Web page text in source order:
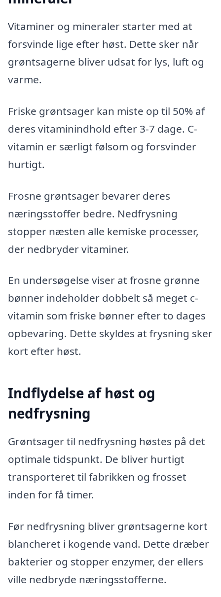
Vitaminer og mineraler starter med at
forsvinde lige efter høst. Dette sker når
grøntsagerne bliver udsat for lys, luft og
varme.
Friske grøntsager kan miste op til 50% af
deres vitaminindhold efter 3-7 dage. C-
vitamin er særligt følsom og forsvinder
hurtigt.
Frosne grøntsager bevarer deres
næringsstoffer bedre. Nedfrysning
stopper næsten alle kemiske processer,
der nedbryder vitaminer.
En undersøgelse viser at frosne grønne
bønner indeholder dobbelt så meget c-
vitamin som friske bønner efter to dages
opbevaring. Dette skyldes at frysning sker
kort efter høst.
Indflydelse af høst og
nedfrysning
Grøntsager til nedfrysning høstes på det
optimale tidspunkt. De bliver hurtigt
transporteret til fabrikken og frosset
inden for få timer.
Før nedfrysning bliver grøntsagerne kort
blancheret i kogende vand. Dette dræber
bakterier og stopper enzymer, der ellers
ville nedbryde næringsstofferne.